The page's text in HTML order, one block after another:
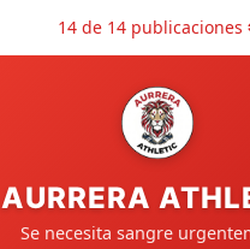
AURRERA
Se necesita sangre
14de 14publicaciones